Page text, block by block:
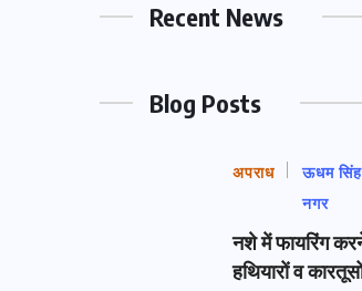
Recent News
Blog Posts
अपराध
ऊधम सिंह
नगर
नशे में फायरिंग
हथियारों व